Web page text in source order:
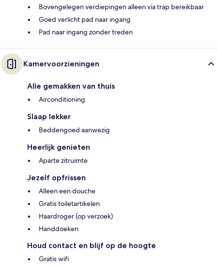
Bovengelegen verdiepingen alleen via trap bereikbaar
Goed verlicht pad naar ingang
Pad naar ingang zonder treden
Kamervoorzieningen
Alle gemakken van thuis
Airconditioning
Slaap lekker
Beddengoed aanwezig
Heerlijk genieten
Aparte zitruimte
Jezelf opfrissen
Alleen een douche
Gratis toiletartikelen
Haardroger (op verzoek)
Handdoeken
Houd contact en blijf op de hoogte
Gratis wifi